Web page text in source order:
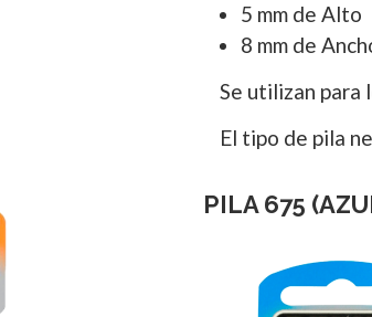
5 mm de Alto
8 mm de
Se utilizan para
El tipo de pila
PILA 675